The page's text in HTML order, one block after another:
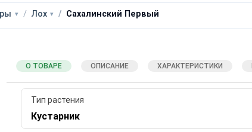
Лох Сахалинский Первый
О ТОВАРЕ ОПИСАНИЕ ХАРАКТЕРИСТИКИ
Тип растения
Кустарник